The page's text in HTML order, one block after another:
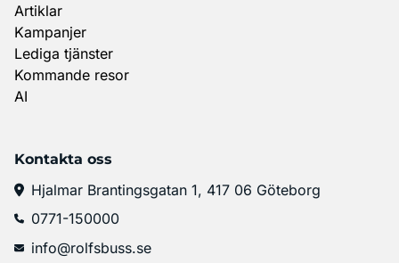
Artiklar
Kampanjer
Lediga tjänster
Kommande resor
AI
Kontakta oss
Hjalmar Brantingsgatan 1, 417 06 Göteborg
0771-150000
info@rolfsbuss.se